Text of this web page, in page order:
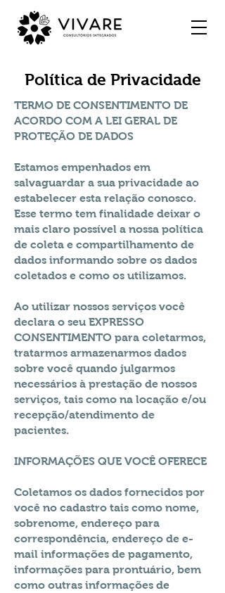
Política de Privacidade
TERMO DE CONSENTIMENTO DE
ACORDO COM A LEI GERAL DE
PROTEÇÃO DE DADOS
Estamos empenhados em
salvaguardar a sua privacidade ao
estabelecer esta relação conosco.
Esse termo tem finalidade deixar o
mais claro possível a nossa política
de coleta e compartilhamento de
dados informando sobre os dados
coletados e como os utilizamos.
Ao utilizar nossos serviços você
declara o seu EXPRESSO
CONSENTIMENTO para coletarmos,
tratarmos armazenarmos dados
sobre você quando julgarmos
necessários à prestação de nossos
serviços, tais como na locação e/ou
recepção/atendimento de
pacientes.
INFORMAÇÕES QUE VOCÊ OFERECE
Coletamos os dados fornecidos por
você no cadastro tais como nome,
sobrenome, endereço para
correspondência, endereço de e-
mail informações de pagamento,
informações para prontuário, bem
como outras informações de